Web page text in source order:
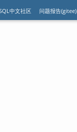
中文社区 问题报告(gitee)